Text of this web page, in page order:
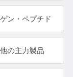
ン・ペプチド
の主力製品